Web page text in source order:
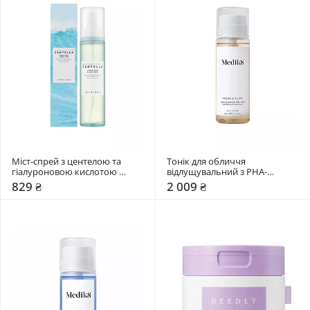
Міст-спрей з центелою та
гіалуроновою кислотою
SKIN1004 120 мл
829 ₴
Тонік для обличчя
відлущувальний з PHA-
кислотами Medik8 200 мл
2 009 ₴